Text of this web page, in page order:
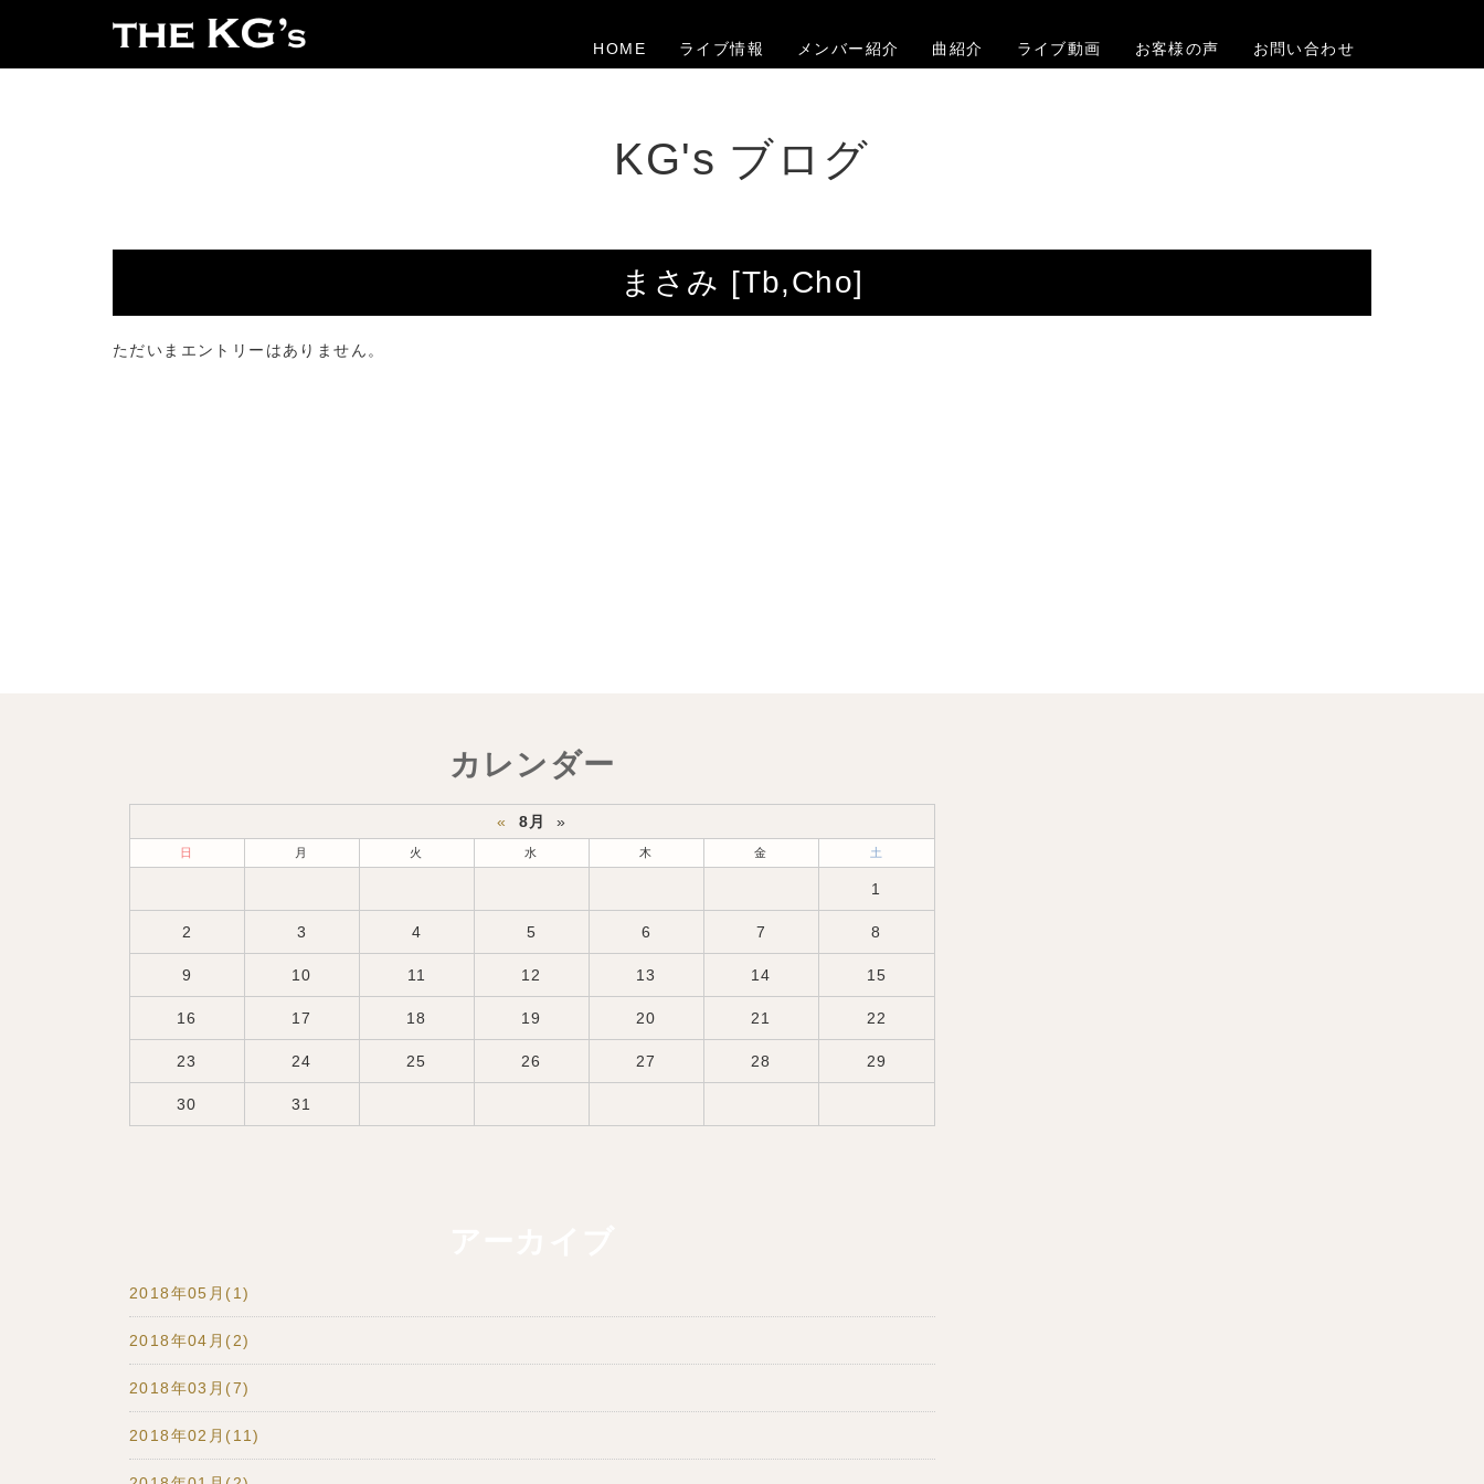
HOME ライブ情報 メンバー紹介 曲紹介 ライブ動画 お客様の声 お問い合わせ
KG's ブログ
まさみ [Tb,Cho]
ただいまエントリーはありません。
カレンダー
« 8月 »
日 月 火 水 木 金 土
1
2 3 4 5 6 7 8
9 10 11 12 13 14 15
16 17 18 19 20 21 22
23 24 25 26 27 28 29
30 31
2018年05月(1)
2018年04月(2)
2018年03月(7)
2018年02月(11)